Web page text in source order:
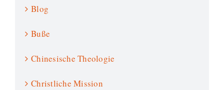
Blog
Buße
Chinesische Theologie
Christliche Mission